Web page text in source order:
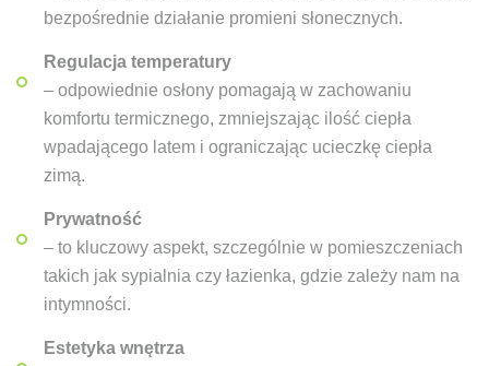
bezpośrednie działanie promieni słonecznych.
Regulacja temperatury
– odpowiednie osłony pomagają w zachowaniu
komfortu termicznego, zmniejszając ilość ciepła
wpadającego latem i ograniczając ucieczkę ciepła
zimą.
Prywatność
– to kluczowy aspekt, szczególnie w pomieszczeniach
takich jak sypialnia czy łazienka, gdzie zależy nam na
intymności.
Estetyka wnętrza